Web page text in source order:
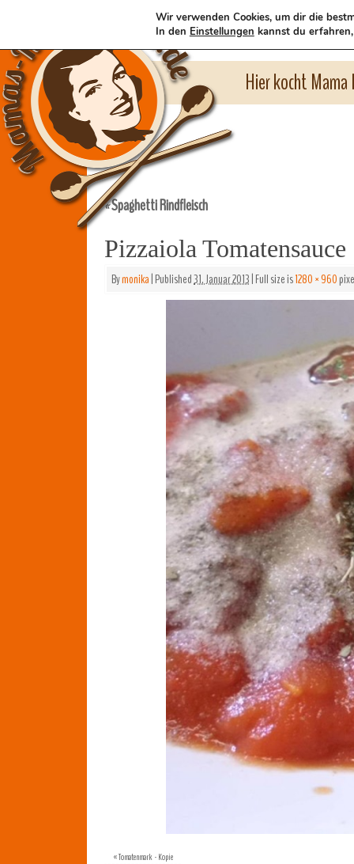
Hier kocht
«Spaghetti Rindfleisch
Pizzaiola Tomatensauce
Bymonika|Published31. Januar 2013|Full size is1280 × 960
«Tomatenmark - Kopie
Wir verwenden Cookies, um dir die
In den Einstellungen kannst du